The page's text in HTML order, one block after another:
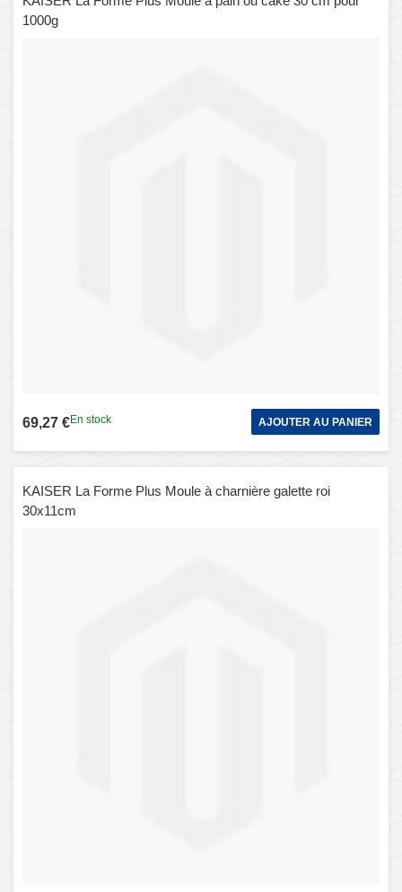
1000g
69,27 €En stock AJOUTER AU PANIER
KAISER La Forme Plus Moule à charnière galette roi
30x11cm